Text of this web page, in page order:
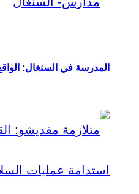
المدرسة في السنغال: